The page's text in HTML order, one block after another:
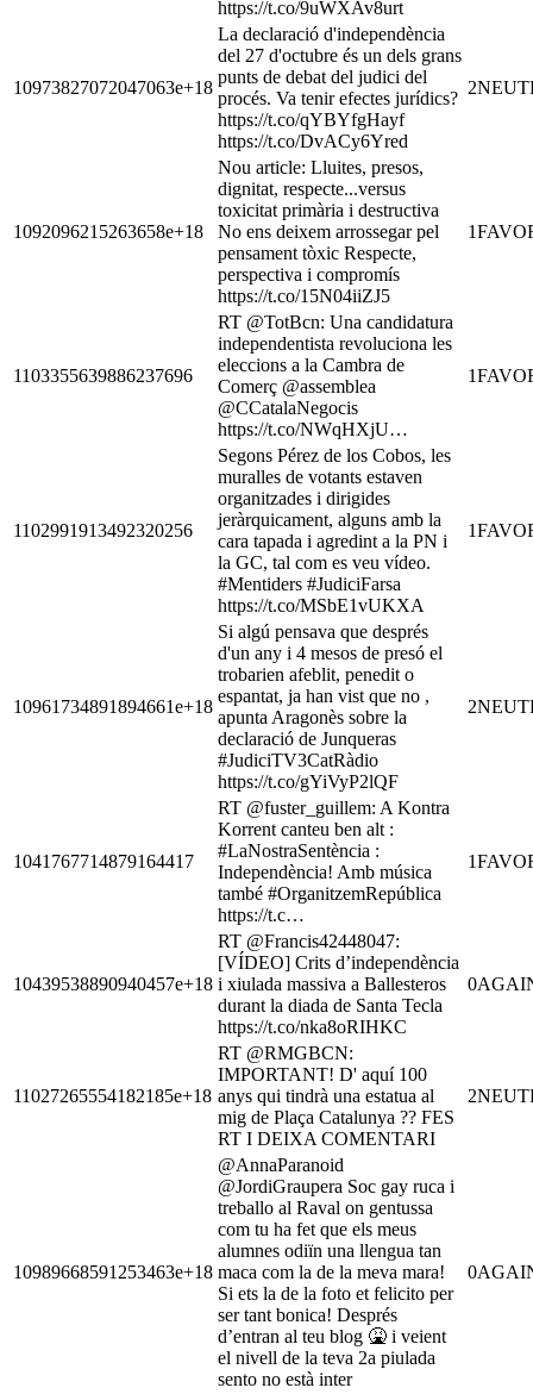
https://t.co/9uWXAv8urt
10973827072047063e+18
La declaració d'independència
del 27 d'octubre és un dels grans
punts de debat del judici del
procés. Va tenir efectes jurídics?
https://t.co/qYBYfgHayf
https://t.co/DvACy6Yred
2
1092096215263658e+18
Nou article: Lluites, presos,
dignitat, respecte...versus
toxicitat primària i destructiva
No ens deixem arrossegar pel
pensament tòxic Respecte,
perspectiva i compromís
https://t.co/15N04iiZJ5
1
1103355639886237696
RT @TotBcn: Una candidatura
independentista revoluciona les
eleccions a la Cambra de
Comerç @assemblea
@CCatalaNegocis
https://t.co/NWqHXjU…
1
1102991913492320256
Segons Pérez de los Cobos, les
muralles de votants estaven
organitzades i dirigides
jeràrquicament, alguns amb la
cara tapada i agredint a la PN i
la GC, tal com es veu vídeo.
#Mentiders #JudiciFarsa
https://t.co/MSbE1vUKXA
1
10961734891894661e+18
Si algú pensava que després
d'un any i 4 mesos de presó el
trobarien afeblit, penedit o
espantat, ja han vist que no ,
apunta Aragonès sobre la
declaració de Junqueras
#JudiciTV3CatRàdio
https://t.co/gYiVyP2lQF
2
1041767714879164417
RT @fuster_guillem: A Kontra
Korrent canteu ben alt :
#LaNostraSentència :
Independència! Amb música
també #OrganitzemRepública
https://t.c…
1
10439538890940457e+18
RT @Francis42448047:
[VÍDEO] Crits d’independència
i xiulada massiva a Ballesteros
durant la diada de Santa Tecla
https://t.co/nka8oRIHKC
0
11027265554182185e+18
RT @RMGBCN:
IMPORTANT! D' aquí 100
anys qui tindrà una estatua al
mig de Plaça Catalunya ?? FES
RT I DEIXA COMENTARI
2
10989668591253463e+18
@AnnaParanoid
@JordiGraupera Soc gay ruca i
treballo al Raval on gentussa
com tu ha fet que els meus
alumnes odiïn una llengua tan
maca com la de la meva mara!
Si ets la de la foto et felicito per
ser tant bonica! Després
d’entran al teu blog 🤮 i veient
el nivell de la teva 2a piulada
sento no està inter
0